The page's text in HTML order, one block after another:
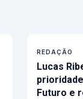
REDAÇÃO
Lucas
Futuro e